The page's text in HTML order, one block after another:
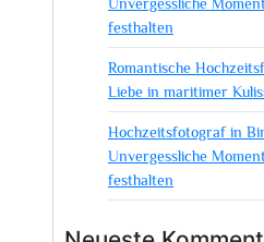
festhalten
Romantische
Liebe in maritimer
Hochzeitsfotograf in
Unvergessliche
festhalten